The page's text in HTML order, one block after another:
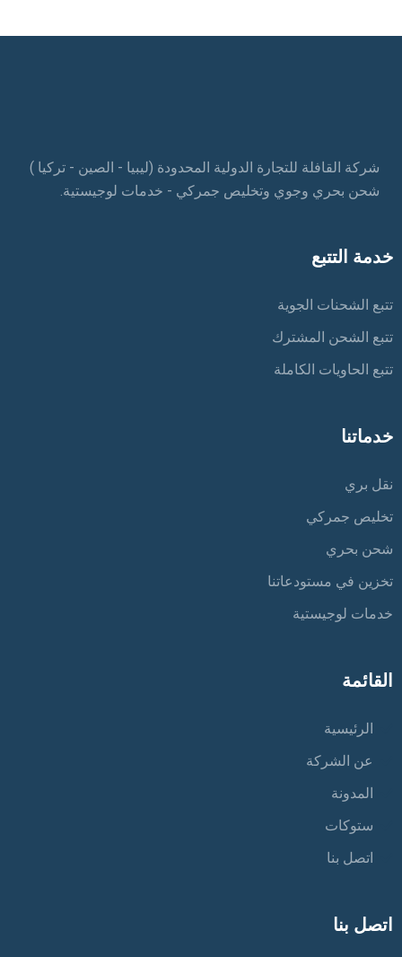
شركة القافلة للتجارة الدولية المحدودة (ليبيا - الصين - تركيا )
شحن بحري وجوي وتخليص جمركي - خدمات لوجيستية.
خدمة التتبع
تتبع الشحنات الجوية
تتبع الشحن المشترك
تتبع الحاويات الكاملة
خدماتنا
نقل بري
تخليص جمركي
شحن بحري
تخزين في مستودعاتنا
خدمات لوجيستية
القائمة
الرئيسية
عن الشركة
المدونة
ستوكات
اتصل بنا
اتصل بنا